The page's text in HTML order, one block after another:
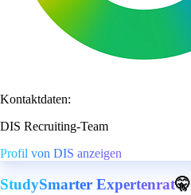
Kontaktdaten:
DIS Recruiting-Team
Profil von DIS anzeigen
StudySmarter Expertenrat🤫